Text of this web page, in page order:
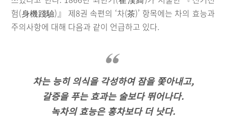
험(身機踐驗)』 제8권 속편의 ‘차(茶)’ 항목에는 차의 효능과
주의사항에 대해 다음과 같이 언급하고 있다.
차는 능히 의식을 각성하여 잠을 쫓아내고,
갈증을 푸는 효과는 술보다 뛰어나다.
녹차의 효능은 홍차보다 더 낫다.